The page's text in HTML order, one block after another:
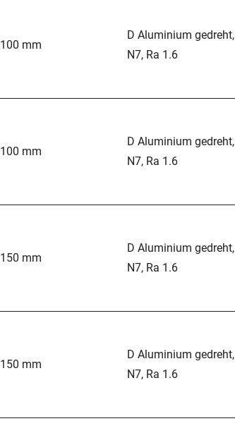
100 mm
D Aluminium gedreht,
N7, Ra 1.6
100 mm
D Aluminium gedreht,
N7, Ra 1.6
150 mm
D Aluminium gedreht,
N7, Ra 1.6
150 mm
D Aluminium gedreht,
N7, Ra 1.6